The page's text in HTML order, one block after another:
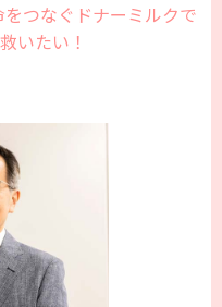
つなぐドナーミルクで
いたい！